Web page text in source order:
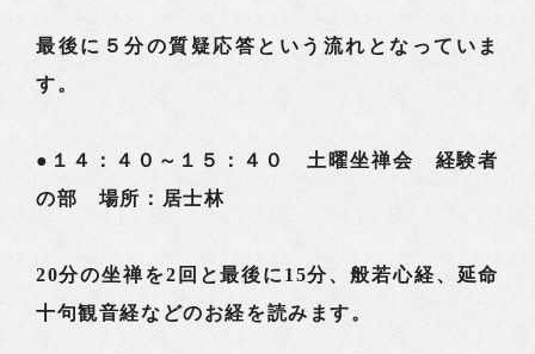
最後に５分の質疑応答という流れとなっていま
す。
●１４：４０～１５：４０ 土曜坐禅会 経験者
の部 場所：居士林
20分の坐禅を2回と最後に15分、般若心経、延命
十句観音経などのお経を読みます。